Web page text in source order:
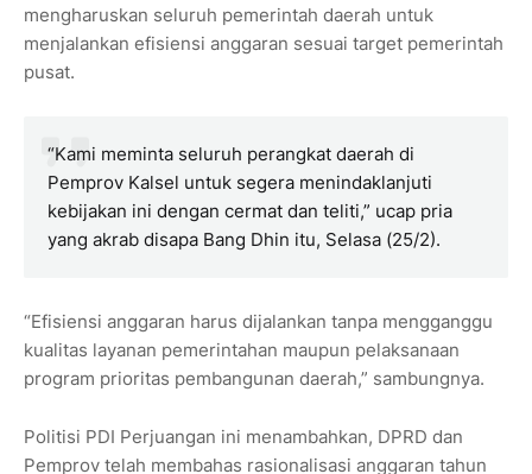
mengharuskan seluruh pemerintah daerah untuk
menjalankan efisiensi anggaran sesuai target pemerintah
pusat.
“Kami meminta seluruh perangkat daerah di
Pemprov Kalsel untuk segera menindaklanjuti
kebijakan ini dengan cermat dan teliti,” ucap pria
yang akrab disapa Bang Dhin itu, Selasa (25/2).
“Efisiensi anggaran harus dijalankan tanpa mengganggu
kualitas layanan pemerintahan maupun pelaksanaan
program prioritas pembangunan daerah,” sambungnya.
Politisi PDI Perjuangan ini menambahkan, DPRD dan
Pemprov telah membahas rasionalisasi anggaran tahun